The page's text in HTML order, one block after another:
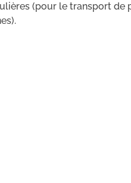
(pour le transport de